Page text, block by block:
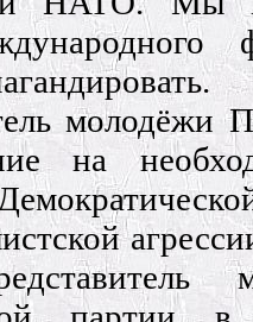
молодёжи
на